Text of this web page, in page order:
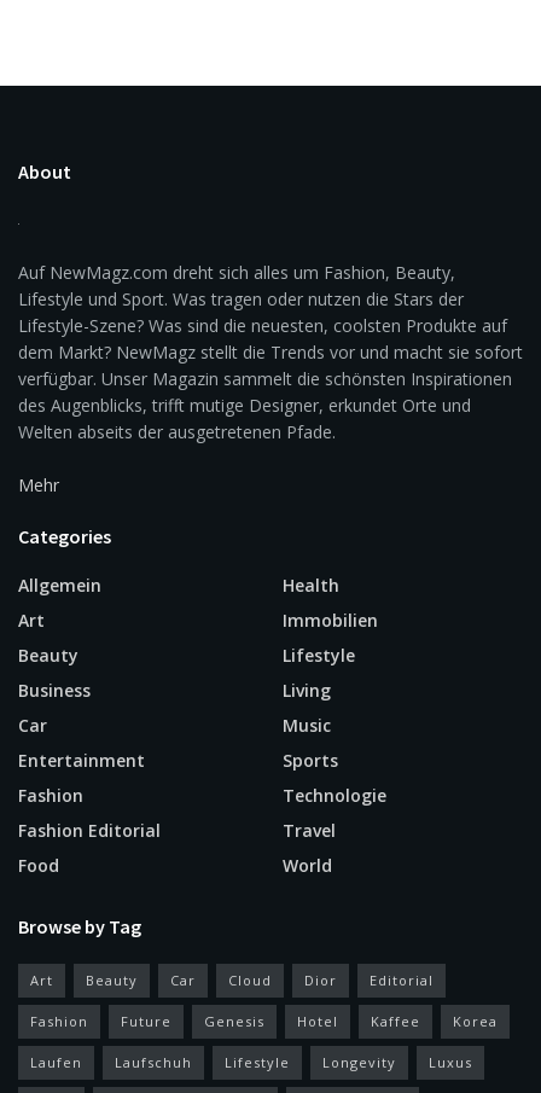
About
Auf NewMagz.com dreht sich alles um Fashion, Beauty,
Lifestyle und Sport. Was tragen oder nutzen die Stars der
Lifestyle-Szene? Was sind die neuesten, coolsten Produkte auf
dem Markt? NewMagz stellt die Trends vor und macht sie sofort
verfügbar. Unser Magazin sammelt die schönsten Inspirationen
des Augenblicks, trifft mutige Designer, erkundet Orte und
Welten abseits der ausgetretenen Pfade.
Mehr
Categories
Allgemein
Art
Beauty
Business
Car
Entertainment
Fashion
Fashion Editorial
Food
Health
Immobilien
Lifestyle
Living
Music
Sports
Technologie
Travel
World
Browse by Tag
Art Beauty Car Cloud Dior Editorial
Fashion Future Genesis Hotel Kaffee Korea
Laufen Laufschuh Lifestyle Longevity Luxus